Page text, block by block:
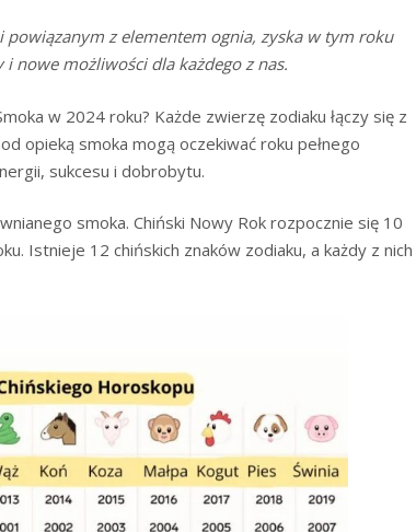
z elementem ognia, zyska w tym roku
nowe możliwości dla każdego z nas.
w 2024 roku? Każde zwierzę zodiaku łączy się z
opieką smoka mogą oczekiwać roku pełnego
sukcesu i dobrobytu.
smoka. Chiński Nowy Rok rozpocznie się 10
Istnieje 12 chińskich znaków zodiaku, a każdy z nich